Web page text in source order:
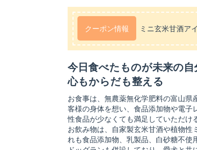
クーポン情報 ミニ玄米甘酒ア
今日食べたものが未来の
心もからだも整える
お食事は、無農薬無化学肥料の富山
客様の身体を想い、食品添加物や電子
性食品が少なくても満足していただけ
お飲み物は、自家製玄米甘酒や植物
れも食品添加物、乳製品、白砂糖不使